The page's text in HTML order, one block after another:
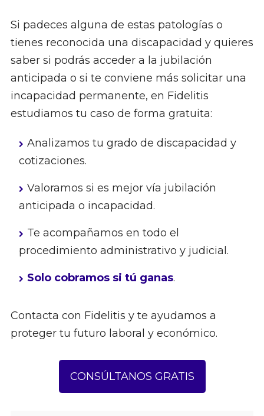
Si padeces alguna de estas patologías o
tienes reconocida una discapacidad y quieres
saber si podrás acceder a la jubilación
anticipada o si te conviene más solicitar una
incapacidad permanente, en Fidelitis
estudiamos tu caso de forma gratuita:
Analizamos tu grado de discapacidad y
cotizaciones.
Valoramos si es mejor vía jubilación
anticipada o incapacidad.
Te acompañamos en todo el
procedimiento administrativo y judicial.
Solo cobramos si tú ganas.
Contacta con Fidelitis y te ayudamos a
proteger tu futuro laboral y económico.
CONSÚLTANOS GRATIS